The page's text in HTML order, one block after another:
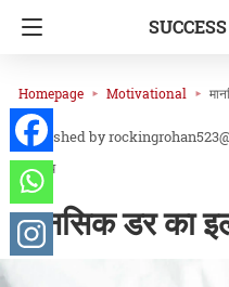
Homepage Motivational
स्वास्थ्य
मानसिक डर का